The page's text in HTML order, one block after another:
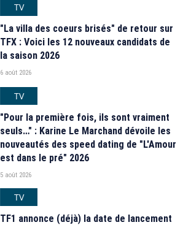
TV
"La villa des coeurs brisés" de retour sur
TFX : Voici les 12 nouveaux candidats de
la saison 2026
6 août 2026
TV
"Pour la première fois, ils sont vraiment
seuls…" : Karine Le Marchand dévoile les
nouveautés des speed dating de "L'Amour
est dans le pré" 2026
5 août 2026
TV
TF1 annonce (déjà) la date de lancement